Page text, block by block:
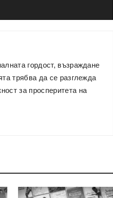
гордост, възраждане
трябва да се разглежда
за просперитета на